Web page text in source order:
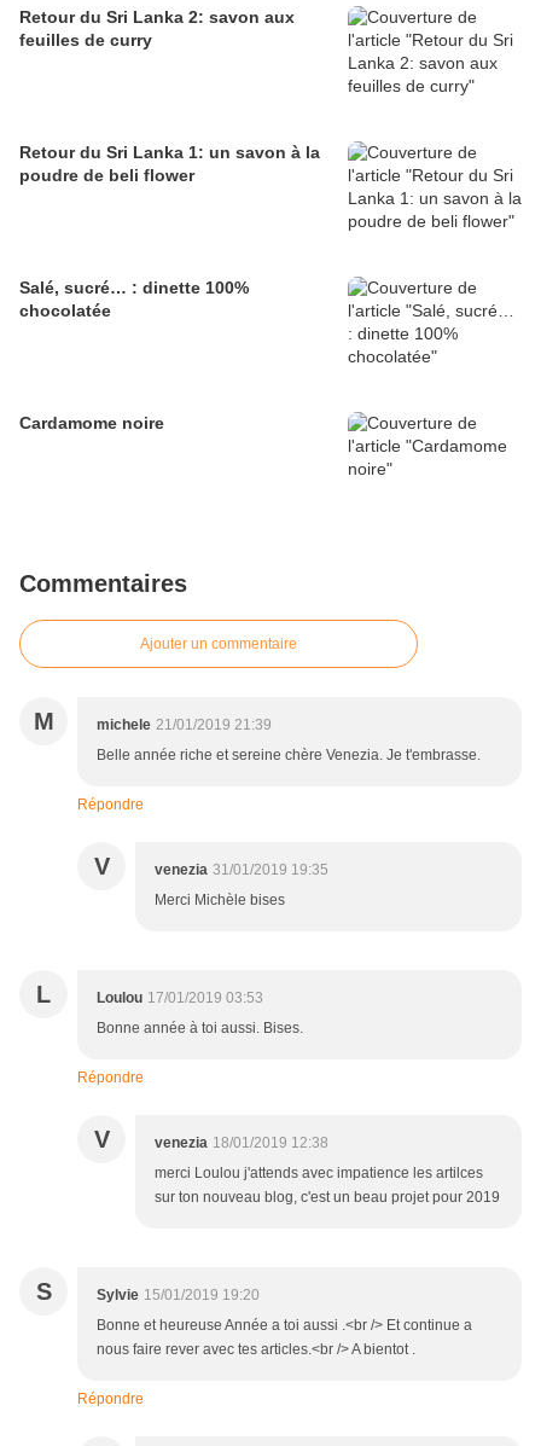
Retour du Sri Lanka 2: savon aux
feuilles de curry
Retour du Sri Lanka 1: un savon à la
poudre de beli flower
Salé, sucré… : dinette 100%
chocolatée
Cardamome noire
Commentaires
Ajouter un commentaire
M michele 21/01/2019 21:39
Belle année riche et sereine chère Venezia. Je t'embrasse.
Répondre
V venezia 31/01/2019 19:35
Merci Michèle bises
L Loulou 17/01/2019 03:53
Bonne année à toi aussi. Bises.
Répondre
V venezia 18/01/2019 12:38
merci Loulou j'attends avec impatience les artilces
sur ton nouveau blog, c'est un beau projet pour 2019
S Sylvie 15/01/2019 19:20
Bonne et heureuse Année a toi aussi .<br /> Et continue a
nous faire rever avec tes articles.<br /> A bientot .
Répondre